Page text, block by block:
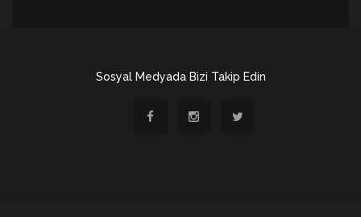
Sosyal Medyada Bizi Takip Edin